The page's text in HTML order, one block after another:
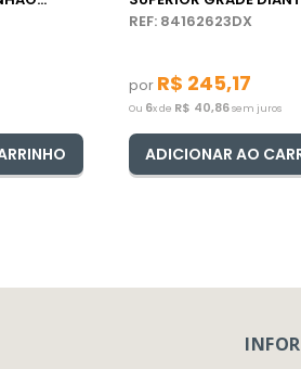
CAMINHÃO VOLVO FMX
REF: 84162623DX
por R$ 245,17
Ou 6x de R$ 40,86sem juros
ADICIONAR AO